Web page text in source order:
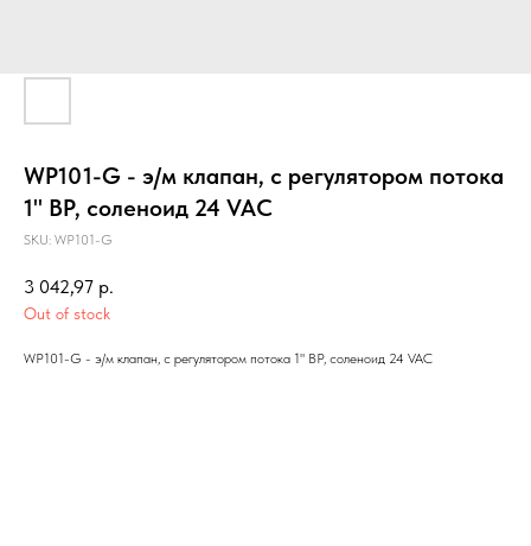
WP101-G - э/м клапан, с регулятором потока
1" ВР, соленоид 24 VAC
SKU: WP101-G
3 042,97 р.
Out of stock
WP101-G - э/м клапан, с регулятором потока 1" ВР, соленоид 24 VAC